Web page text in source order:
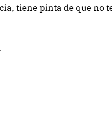
tiene pinta de que no